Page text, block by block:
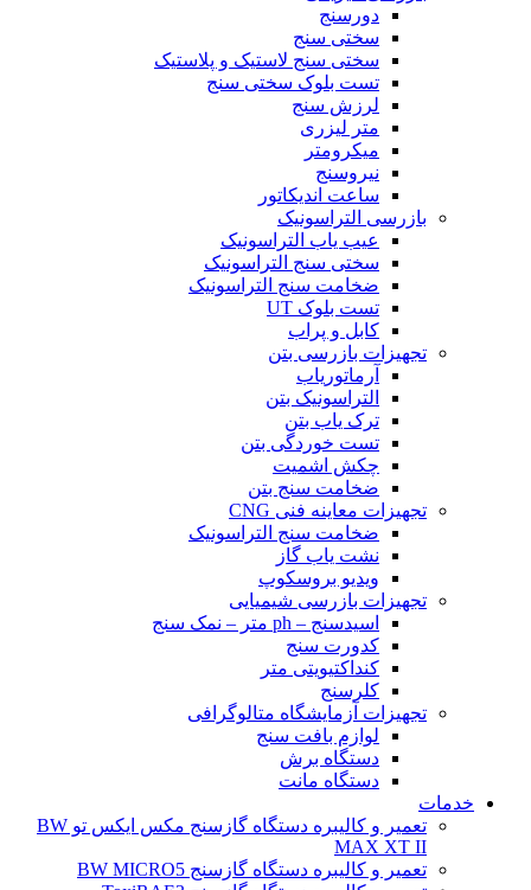
دورسنج
سختی سنج
سختی سنج لاستیک و پلاستیک
تست بلوک سختی سنج
لرزش سنج
متر لیزری
میکرومتر
نیروسنج
ساعت اندیکاتور
بازرسی التراسونیک
عیب یاب التراسونیک
سختی سنج التراسونیک
ضخامت سنج التراسونیک
تست بلوک UT
کابل و پراب
تجهیزات بازرسی بتن
آرماتوریاب
التراسونیک بتن
ترک یاب بتن
تست خوردگی بتن
چکش اشمیت
ضخامت سنج بتن
تجهیزات معاینه فنی CNG
ضخامت سنج التراسونیک
نشت یاب گاز
ویدیو بروسکوپ
تجهیزات بازرسی شیمیایی
اسیدسنج – ph متر – نمک سنج
کدورت سنج
کنداکتیویتی متر
کلرسنج
تجهیزات آزمایشگاه متالوگرافی
لوازم بافت سنج
دستگاه برش
دستگاه مانت
خدمات
تعمیر و کالیبره دستگاه گازسنج مکس ایکس تو BW
MAX XT II
تعمیر و کالیبره دستگاه گازسنج BW MICRO5